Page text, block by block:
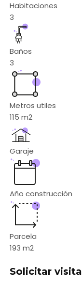
Habitaciones
3
Baños
3
Metros utiles
115 m2
Garaje
Año construcción
Parcela
193 m2
Solicitar visita